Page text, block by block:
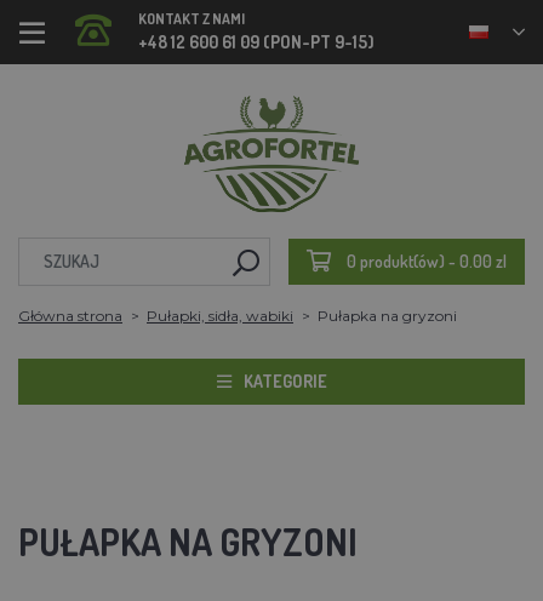
KONTAKT Z NAMI
+48 12 600 61 09 (PON-PT 9-15)
0 produkt(ów) - 0.00 zl
Główna strona Pułapki, sidła, wabiki Pułapka na gryzoni
KATEGORIE
PUŁAPKA NA GRYZONI